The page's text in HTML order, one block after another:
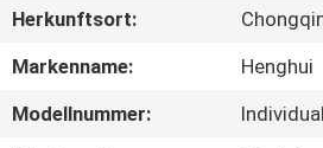
ÜBER
Herkunftsort:
Markenname:
Henghui
Modellnummer: